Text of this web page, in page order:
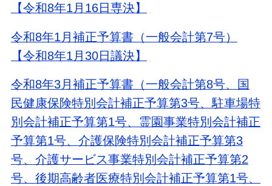
【令和8年1月16日専決】
令和8年1月補正予算書（一般会計第7号）
【令和8年1月30日議決】
令和8年3月補正予算書（一般会計第8号、国
民健康保険特別会計補正予算第3号、駐車場特
別会計補正予算第1号、霊園事業特別会計補正
予算第1号、介護保険特別会計補正予算第3
号、介護サービス事業特別会計補正予算第2
号、後期高齢者医療特別会計補正予算第1号、